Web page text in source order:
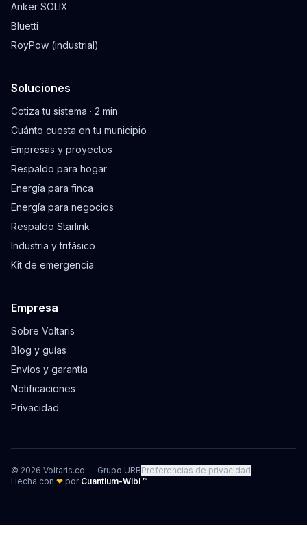
Anker SOLIX
Bluetti
RoyPow (industrial)
Soluciones
Cotiza tu sistema · 2 min
Cuánto cuesta en tu municipio
Empresas y proyectos
Respaldo para hogar
Energía para finca
Energía para negocios
Respaldo Starlink
Industria y trifásico
Kit de emergencia
Empresa
Sobre Voltaris
Blog y guías
Envíos y garantía
Notificaciones
Privacidad
© 2026 Voltaris.co — Grupo URBPreferencias de privacidad
Hecha con ❤ por Cuantium-Wibi ™